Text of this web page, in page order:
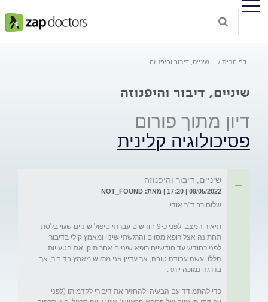
דף הבית שיניים, דיבור והיפנוזה
שיניים, דיבור והיפנוזה
דיון מתוך פורום
פסיכולוגיה קלינית
שיניים, דיבור והיפנוזה
09/05/2022 | 17:20 | מאת: NOT_FOUND
תיאור המצב: לפני כ-9 חודשים עברתי טיפול שיניים שגוי בלסת
תחתונה אצל רופא מסוים והרגשתי שינוי ומאמץ קולי בדיבור.
לפני כחודש עד חודשיים רופא שיניים אחר תיקן את הטעויות
הללו ועשה עבודה טובה, אך עדיין אני מרגיש מאמץ בדיבור, אך
כדי להתמודד עם הבעיה ולהחזיר את דיבורי לקדמותו (לפני